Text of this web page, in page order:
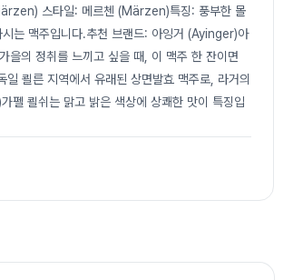
스타일: 메르첸 (Märzen)특징: 풍부한 몰
는 맥주입니다.추천 브랜드: 아잉거 (Ayinger)아
을의 정취를 느끼고 싶을 때, 이 맥주 한 잔이면
쾰른 지역에서 유래된 상면발효 맥주로, 라거의
펠 쾰쉬는 맑고 밝은 색상에 상쾌한 맛이 특징입